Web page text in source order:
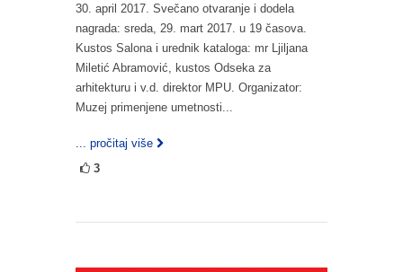
30. april 2017. Svečano otvaranje i dodela
nagrada: sreda, 29. mart 2017. u 19 časova.
Kustos Salona i urednik kataloga: mr Ljiljana
Miletić Abramović, kustos Odseka za
arhitekturu i v.d. direktor MPU. Organizator:
Muzej primenjene umetnosti...
... pročitaj više
3